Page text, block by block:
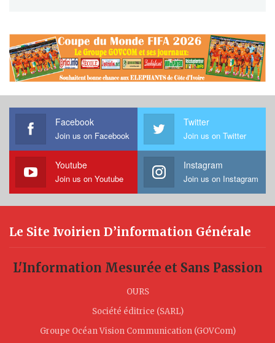
Facebook
Join us on Facebook
Twitter
Join us on Twitter
Youtube
Join us on Youtube
Instagram
Join us on Instagram
Le Site Ivoirien D’information Générale
L'Information Mesurée et Sans Passion
OURS
Société éditrice (SARL)
Groupe Océan Vision Communication (GOVCom)